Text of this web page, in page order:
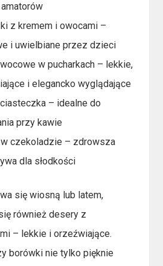
z kremem i owocami –
i uwielbiane przez dzieci
w pucharkach – lekkie,
i elegancko wyglądające
ciasteczka – idealne do
przy kawie
czekoladzie – zdrowsza
dla słodkości
się wiosną lub latem,
również desery z
– lekkie i orzeźwiające.
borówki nie tylko pięknie